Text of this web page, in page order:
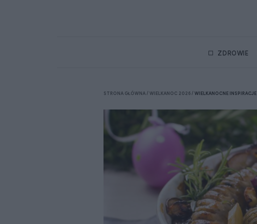
ZDROWIE
STRONA GŁÓWNA WIELKANOC 2026 WIELKANOCNE INSPIRACJE